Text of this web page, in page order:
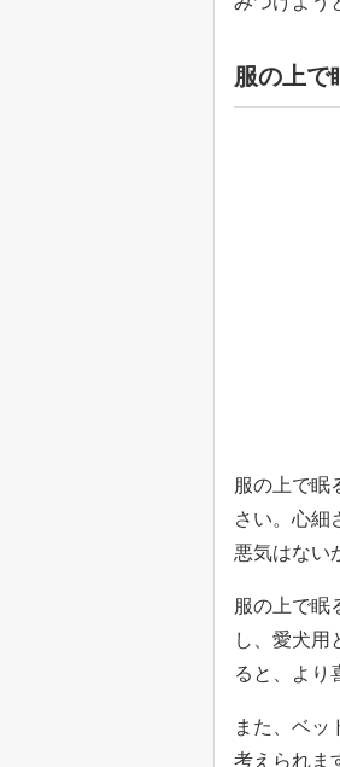
服の上で
服の上で眠
さい。心細
悪気はない
服の上で眠
し、愛犬用
ると、より
また、ベッ
考えられま